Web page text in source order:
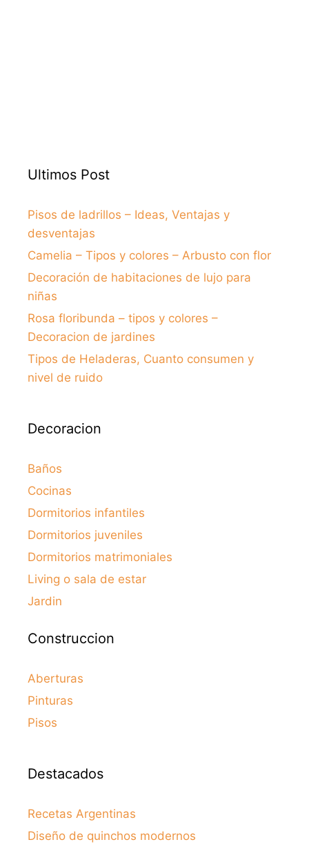
Ultimos Post
Pisos de ladrillos – Ideas, Ventajas y
desventajas
Camelia – Tipos y colores – Arbusto con flor
Decoración de habitaciones de lujo para
niñas
Rosa floribunda – tipos y colores –
Decoracion de jardines
Tipos de Heladeras, Cuanto consumen y
nivel de ruido
Decoracion
Baños
Cocinas
Dormitorios infantiles
Dormitorios juveniles
Dormitorios matrimoniales
Living o sala de estar
Jardin
Construccion
Aberturas
Pinturas
Pisos
Destacados
Recetas Argentinas
Diseño de quinchos modernos